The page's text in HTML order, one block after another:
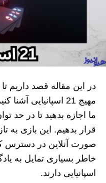
در این مقاله قصد داریم
مهیج 21 اسپانیایی
ما اجازه بدهید تا در حد
قرار بدهیم. این بازی به
صورت آنلاین در دسترس
اسپانیایی دارند.